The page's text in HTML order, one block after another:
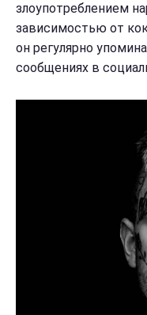
злоупотреблением
зависимостью от
он регулярно
сообщениях в